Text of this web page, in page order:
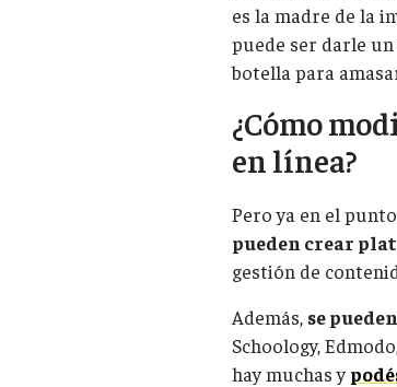
es la madre de la
puede ser darle un
botella para
¿Cómo
en línea?
Pero ya en el
pueden crear
gestión de
Además, se
Schoology,
hay muchas y